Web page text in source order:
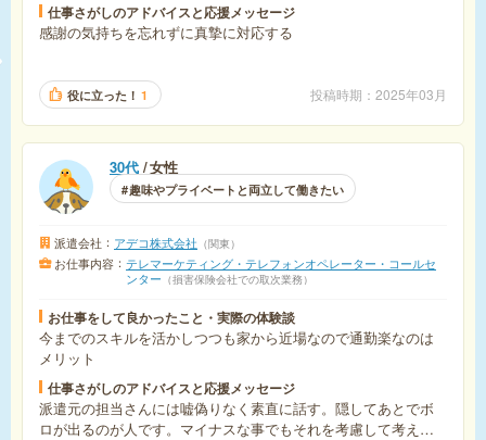
仕事さがしのアドバイスと応援メッセージ
感謝の気持ちを忘れずに真摯に対応する
役に立った！ 1 投稿時期 2025年03月
30代 女性
趣味やプライベートと両立して働きたい
派遣会社 アデコ株式会社 関東
お仕事内容
テレマーケティング・テレフォンオペレーター・コールセ
ンター
損害保険会社での取次業務
お仕事をして良かったこと・実際の体験談
今までのスキルを活かしつつも家から近場なので通勤楽なのは
メリット
仕事さがしのアドバイスと応援メッセージ
派遣元の担当さんには嘘偽りなく素直に話す。隠してあとでボ
ロが出るのが人です。マイナスな事でもそれを考慮して考える